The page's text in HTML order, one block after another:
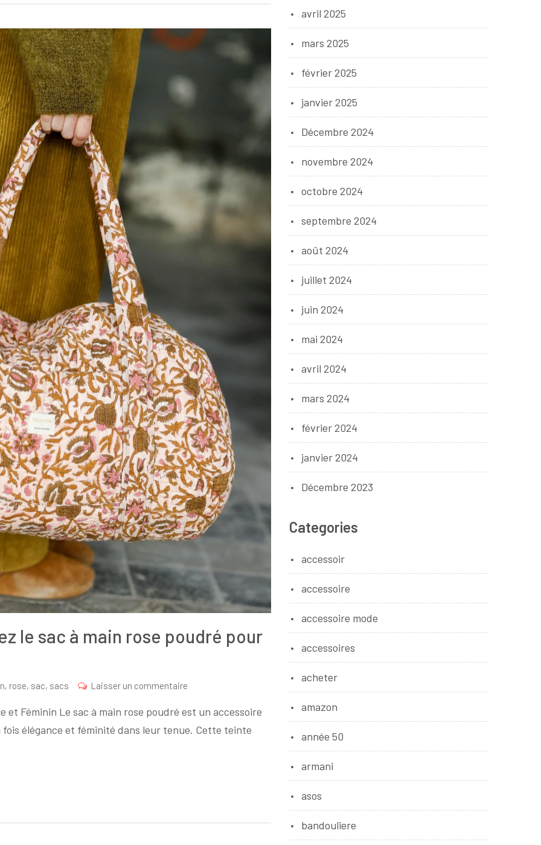
le sac à main rose poudré pour
, rose, sac, sacs Laisser un commentaire
féminine
:
rose
et Féminin Le sac à main rose poudré est un accessoire
élégance et féminité dans leur tenue. Cette teinte
avril 2025
mars 2025
février 2025
janvier 2025
Décembre 2024
novembre 2024
octobre 2024
septembre 2024
août 2024
juillet 2024
juin 2024
mai 2024
avril 2024
mars 2024
février 2024
janvier 2024
Décembre 2023
Categories
accessoir
accessoire
accessoire mode
accessoires
acheter
amazon
année 50
armani
asos
bandouliere